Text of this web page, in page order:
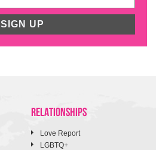
SIGN UP
RELATIONSHIPS
Love Report
LGBTQ+